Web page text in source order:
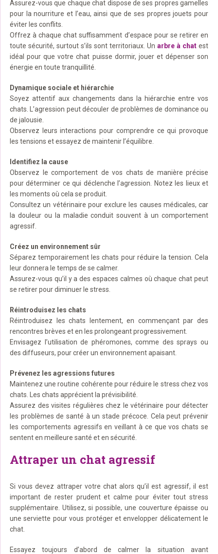
Assurez-vous que chaque chat dispose de ses propres gamelles
pour la nourriture et l’eau, ainsi que de ses propres jouets pour
éviter les conflits.
Offrez à chaque chat suffisamment d’espace pour se retirer en
toute sécurité, surtout s’ils sont territoriaux. Un arbre à chat est
idéal pour que votre chat puisse dormir, jouer et dépenser son
énergie en toute tranquillité.
Dynamique sociale et hiérarchie
Soyez attentif aux changements dans la hiérarchie entre vos
chats. L’agression peut découler de problèmes de dominance ou
de jalousie.
Observez leurs interactions pour comprendre ce qui provoque
les tensions et essayez de maintenir l’équilibre.
Identifiez la cause
Observez le comportement de vos chats de manière précise
pour déterminer ce qui déclenche l’agression. Notez les lieux et
les moments où cela se produit.
Consultez un vétérinaire pour exclure les causes médicales, car
la douleur ou la maladie conduit souvent à un comportement
agressif.
Créez un environnement sûr
Séparez temporairement les chats pour réduire la tension. Cela
leur donnera le temps de se calmer.
Assurez-vous qu’il y a des espaces calmes où chaque chat peut
se retirer pour diminuer le stress.
Réintroduisez les chats
Réintroduisez les chats lentement, en commençant par des
rencontres brèves et en les prolongeant progressivement.
Envisagez l’utilisation de phéromones, comme des sprays ou
des diffuseurs, pour créer un environnement apaisant.
Prévenez les agressions futures
Maintenez une routine cohérente pour réduire le stress chez vos
chats. Les chats apprécient la prévisibilité.
Assurez des visites régulières chez le vétérinaire pour détecter
les problèmes de santé à un stade précoce. Cela peut prévenir
les comportements agressifs en veillant à ce que vos chats se
sentent en meilleure santé et en sécurité.
Attraper un chat agressif
Si vous devez attraper votre chat alors qu’il est agressif, il est
important de rester prudent et calme pour éviter tout stress
supplémentaire. Utilisez, si possible, une couverture épaisse ou
une serviette pour vous protéger et envelopper délicatement le
chat.
Essayez toujours d’abord de calmer la situation avant